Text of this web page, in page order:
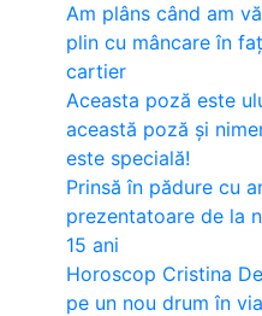
Am plâns când am
plin cu mâncare în
cartier
Aceasta poză este
această poză și
este specială!
Prinsă în pădure cu
prezentatoare de la
15 ani
Horoscop Cristina
pe un nou drum în